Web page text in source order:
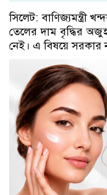
সিলেট: বাণিজ্যমন্ত্রী
তেলের দাম বৃদ্ধির
নেই। এ বিষয়ে সরকার